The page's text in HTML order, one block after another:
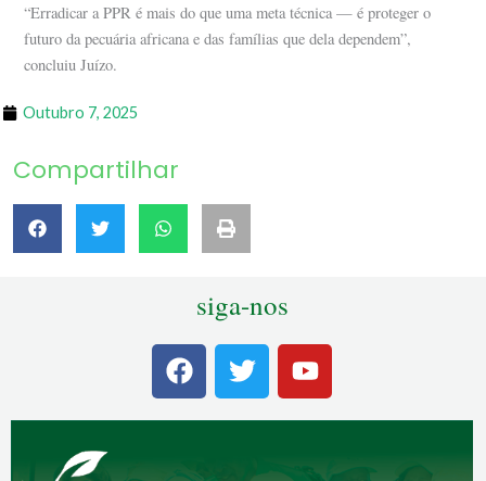
“Erradicar a PPR é mais do que uma meta técnica — é proteger o
futuro da pecuária africana e das famílias que dela dependem”,
concluiu Juízo.
Outubro 7, 2025
Compartilhar
siga-nos
F
a
b
T
w
Y
o
u